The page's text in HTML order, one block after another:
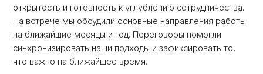
открытость и готовность к углублению сотрудничества.
На встрече мы обсудили основные направления работы
на ближайшие месяцы и год. Переговоры помогли
синхронизировать наши подходы и зафиксировать то,
что важно на ближайшее время.